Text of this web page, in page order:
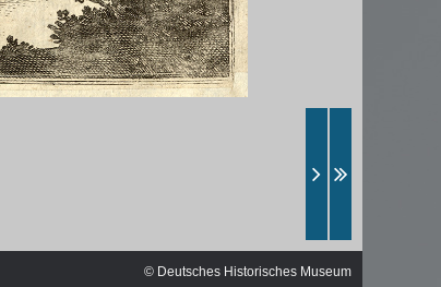
© Deutsches Historisches Museum